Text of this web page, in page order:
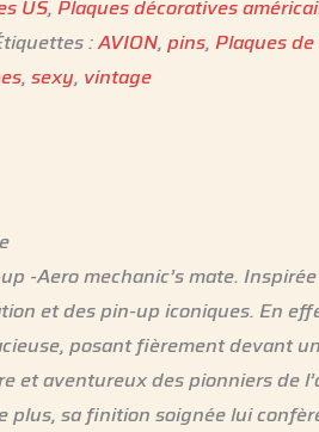
US,Plaques décoratives
:AVION,pins,Plaques
,sexy, vintage
-Aero mechanic’s mate.
et des pin-up iconiques. En
posant fièrement devant
et aventureux des pionniers de
plus, sa finition soignée lui